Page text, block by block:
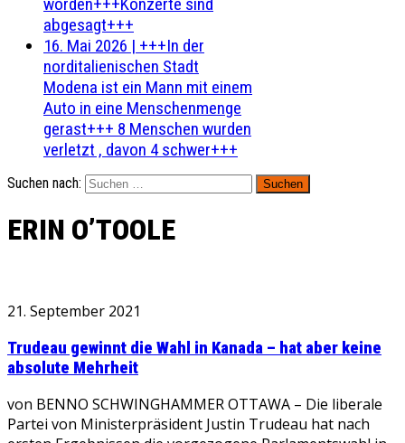
abgesagt+++
16. Mai 2026 | +++In der
norditalienischen Stadt
Modena ist ein Mann mit einem
Auto in eine Menschenmenge
gerast+++ 8 Menschen wurden
verletzt , davon 4 schwer+++
Suchen nach:
ERIN O’TOOLE
21. September 2021
Trudeau gewinnt die Wahl in Kanada – hat aber keine
absolute Mehrheit
von BENNO SCHWINGHAMMER OTTAWA – Die liberale
Partei von Ministerpräsident Justin Trudeau hat nach